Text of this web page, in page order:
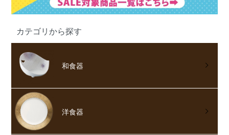
カテゴリから探す
和食器
洋食器